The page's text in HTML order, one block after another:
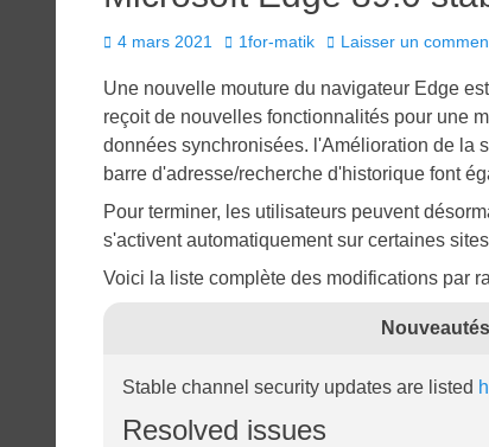
Posted
4 mars 2021 Author
1for-matik Laisser un
Une nouvelle mouture du navigateur Edge
reçoit de nouvelles fonctionnalités pour une
données synchronisées. l'Amélioration de la
barre d'adresse/recherche d'historique font
Pour terminer, les utilisateurs peuvent
s'activent automatiquement sur certaines
Voici la liste complète des modifications par
Stable channel security updates are listed
Resolved issues